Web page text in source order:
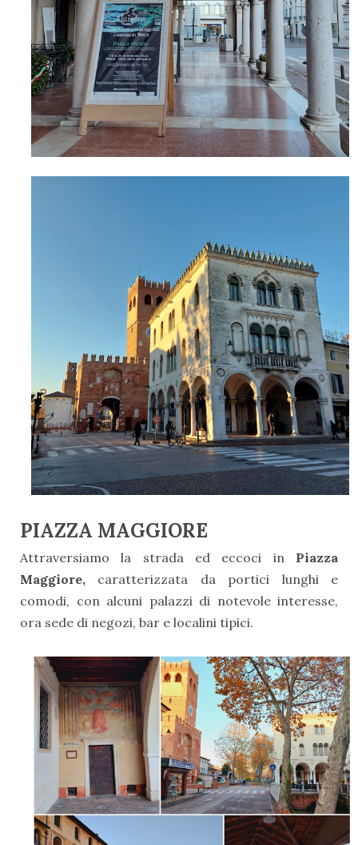
PIAZZA MAGGIORE
Attraversiamo la strada ed eccoci in Piazza
Maggiore, caratterizzata da portici lunghi e
comodi, con alcuni palazzi di notevole interesse,
ora sede di negozi, bar e localini tipici.